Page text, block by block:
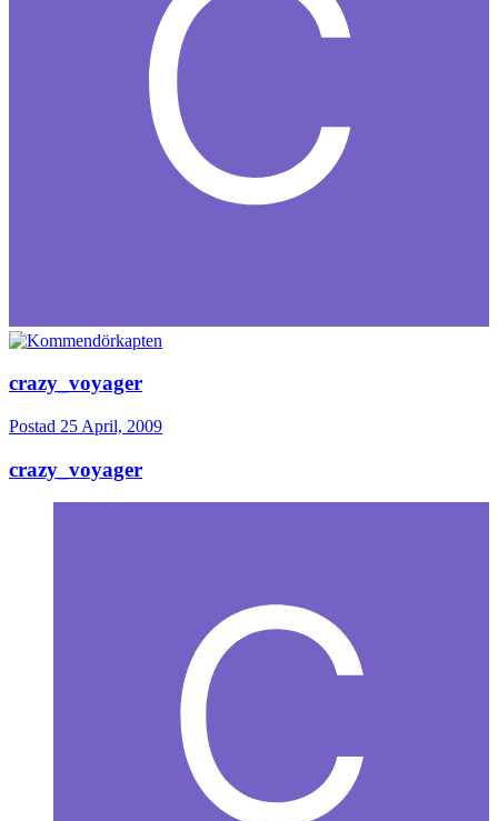
crazy_voyager
Postad 25 April, 2009
crazy_voyager